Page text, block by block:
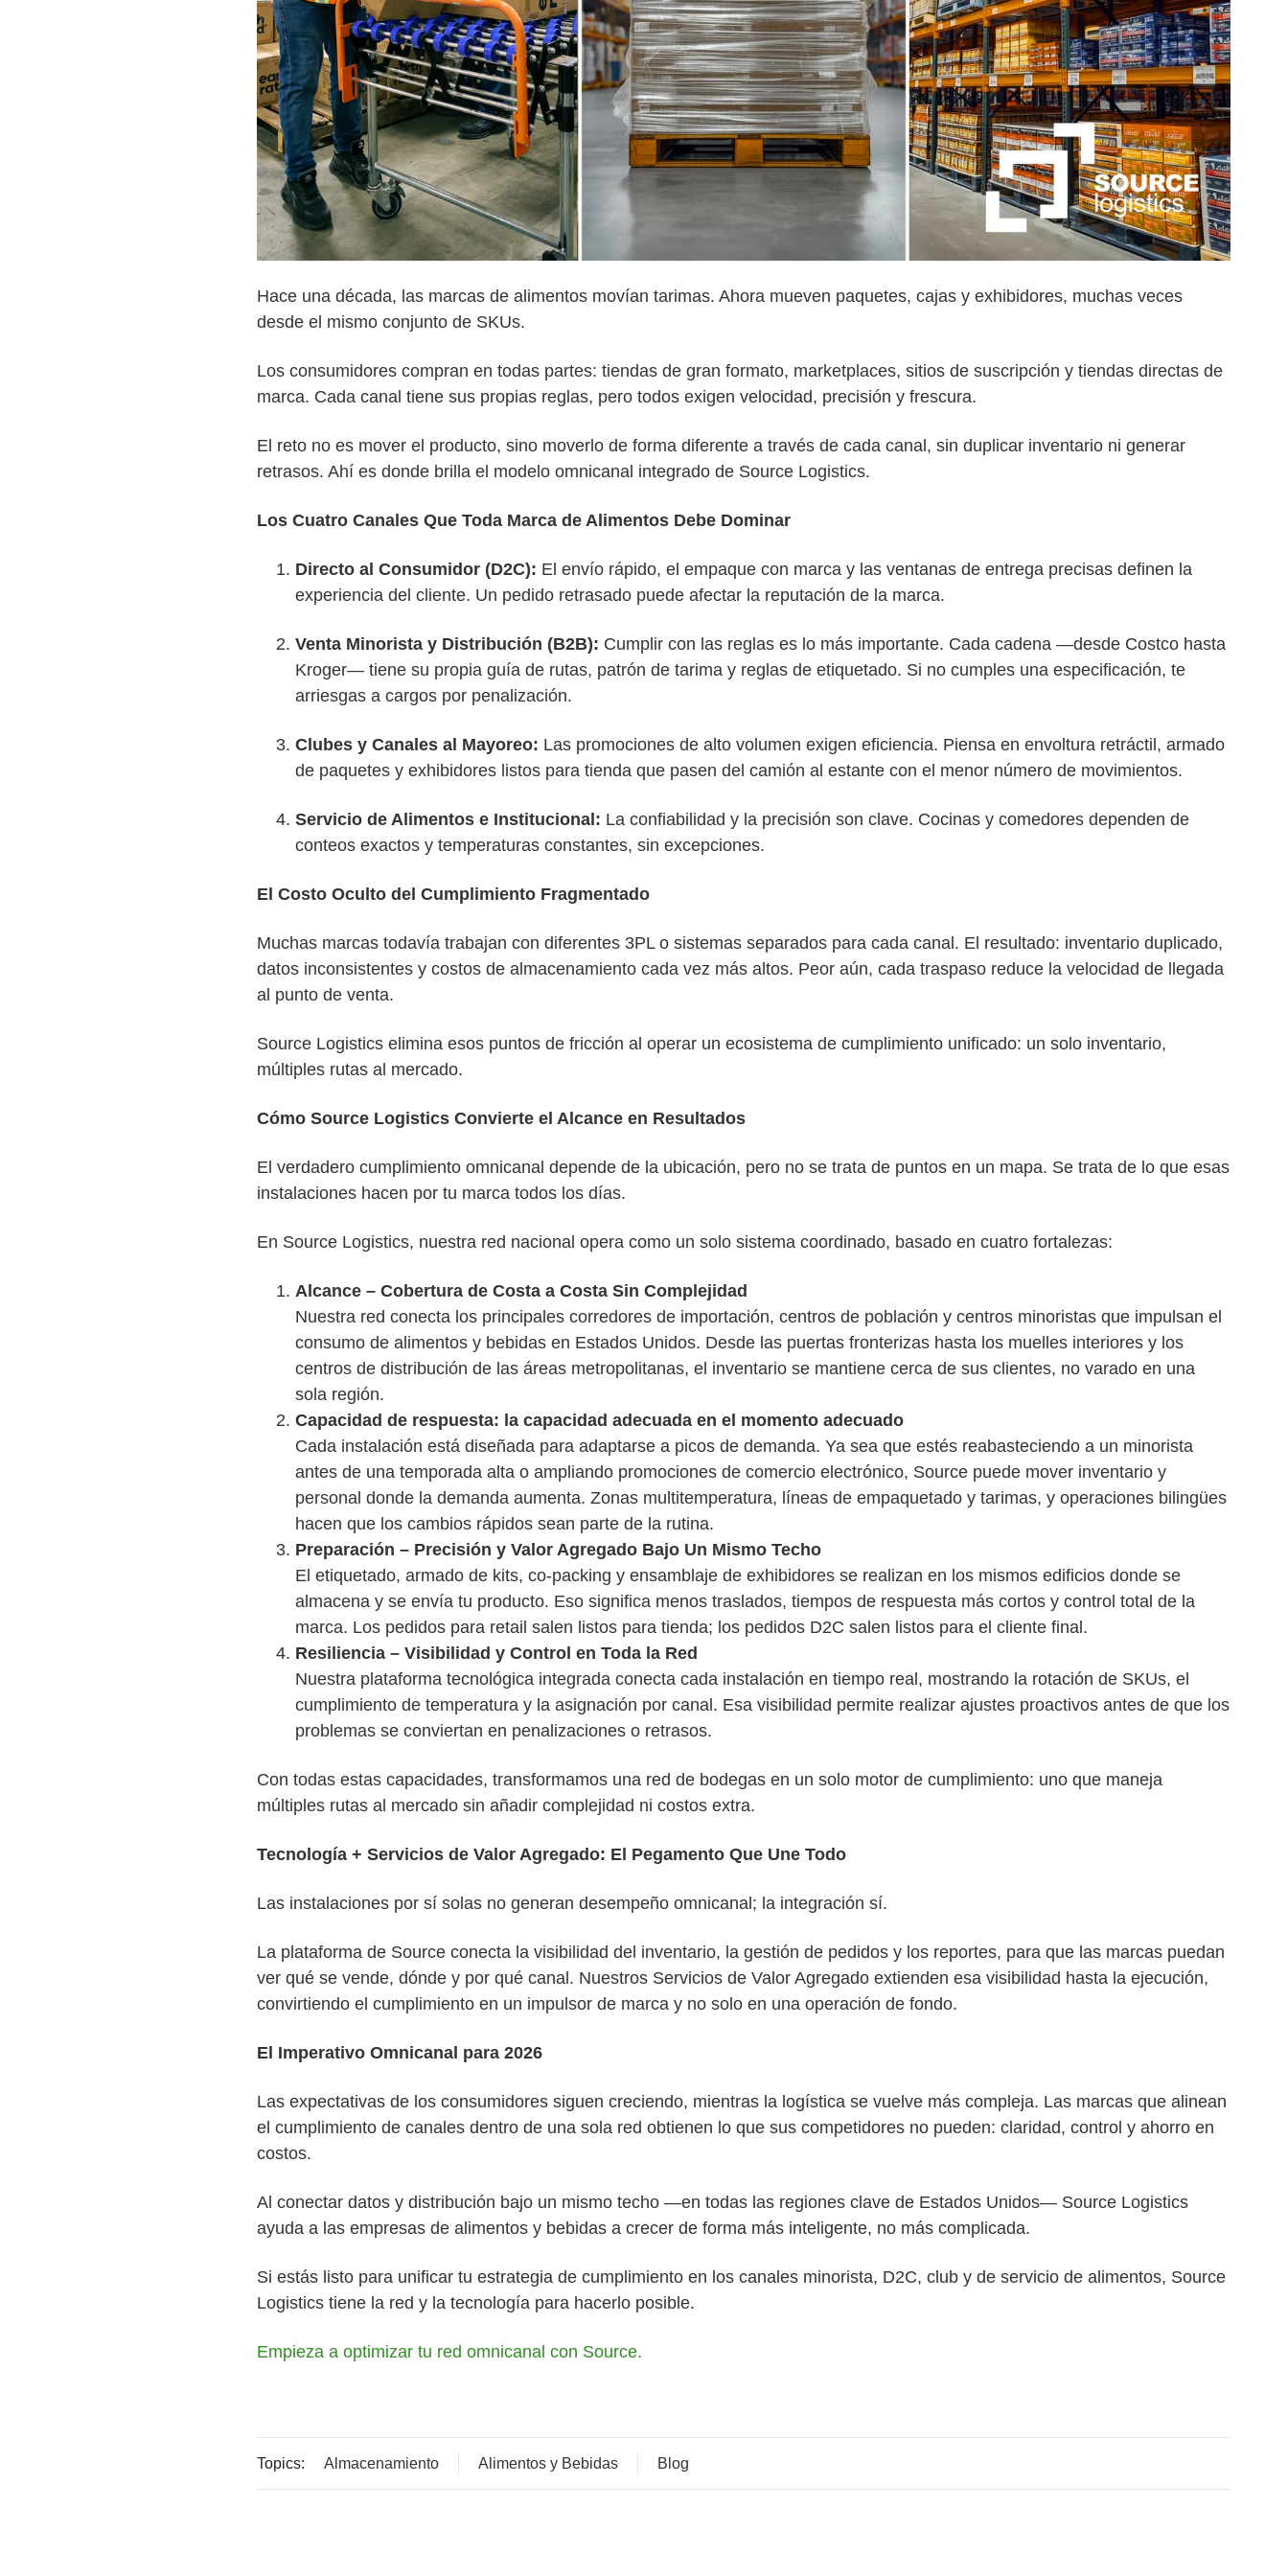
Hace una década, las marcas de alimentos movían tarimas. Ahora mueven paquetes, cajas y exhibidores, muchas veces
desde el mismo conjunto de SKUs.
Los consumidores compran en todas partes: tiendas de gran formato, marketplaces, sitios de suscripción y tiendas directas de
marca. Cada canal tiene sus propias reglas, pero todos exigen velocidad, precisión y frescura.
El reto no es mover el producto, sino moverlo de forma diferente a través de cada canal, sin duplicar inventario ni generar
retrasos. Ahí es donde brilla el modelo omnicanal integrado de Source Logistics.
Los Cuatro Canales Que Toda Marca de Alimentos Debe Dominar
Directo al Consumidor (D2C): El envío rápido, el empaque con marca y las ventanas de entrega precisas definen la
experiencia del cliente. Un pedido retrasado puede afectar la reputación de la marca.
Venta Minorista y Distribución (B2B): Cumplir con las reglas es lo más importante. Cada cadena —desde Costco hasta
Kroger— tiene su propia guía de rutas, patrón de tarima y reglas de etiquetado. Si no cumples una especificación, te
arriesgas a cargos por penalización.
Clubes y Canales al Mayoreo: Las promociones de alto volumen exigen eficiencia. Piensa en envoltura retráctil, armado
de paquetes y exhibidores listos para tienda que pasen del camión al estante con el menor número de movimientos.
Servicio de Alimentos e Institucional: La confiabilidad y la precisión son clave. Cocinas y comedores dependen de
conteos exactos y temperaturas constantes, sin excepciones.
El Costo Oculto del Cumplimiento Fragmentado
Muchas marcas todavía trabajan con diferentes 3PL o sistemas separados para cada canal. El resultado: inventario duplicado,
datos inconsistentes y costos de almacenamiento cada vez más altos. Peor aún, cada traspaso reduce la velocidad de llegada
al punto de venta.
Source Logistics elimina esos puntos de fricción al operar un ecosistema de cumplimiento unificado: un solo inventario,
múltiples rutas al mercado.
Cómo Source Logistics Convierte el Alcance en Resultados
El verdadero cumplimiento omnicanal depende de la ubicación, pero no se trata de puntos en un mapa. Se trata de lo que esas
instalaciones hacen por tu marca todos los días.
En Source Logistics, nuestra red nacional opera como un solo sistema coordinado, basado en cuatro fortalezas:
Alcance – Cobertura de Costa a Costa Sin Complejidad
Nuestra red conecta los principales corredores de importación, centros de población y centros minoristas que impulsan el
consumo de alimentos y bebidas en Estados Unidos. Desde las puertas fronterizas hasta los muelles interiores y los
centros de distribución de las áreas metropolitanas, el inventario se mantiene cerca de sus clientes, no varado en una
sola región.
Capacidad de respuesta: la capacidad adecuada en el momento adecuado
Cada instalación está diseñada para adaptarse a picos de demanda. Ya sea que estés reabasteciendo a un minorista
antes de una temporada alta o ampliando promociones de comercio electrónico, Source puede mover inventario y
personal donde la demanda aumenta. Zonas multitemperatura, líneas de empaquetado y tarimas, y operaciones bilingües
hacen que los cambios rápidos sean parte de la rutina.
Preparación – Precisión y Valor Agregado Bajo Un Mismo Techo
El etiquetado, armado de kits, co-packing y ensamblaje de exhibidores se realizan en los mismos edificios donde se
almacena y se envía tu producto. Eso significa menos traslados, tiempos de respuesta más cortos y control total de la
marca. Los pedidos para retail salen listos para tienda; los pedidos D2C salen listos para el cliente final.
Resiliencia – Visibilidad y Control en Toda la Red
Nuestra plataforma tecnológica integrada conecta cada instalación en tiempo real, mostrando la rotación de SKUs, el
cumplimiento de temperatura y la asignación por canal. Esa visibilidad permite realizar ajustes proactivos antes de que los
problemas se conviertan en penalizaciones o retrasos.
Con todas estas capacidades, transformamos una red de bodegas en un solo motor de cumplimiento: uno que maneja
múltiples rutas al mercado sin añadir complejidad ni costos extra.
Tecnología + Servicios de Valor Agregado: El Pegamento Que Une Todo
Las instalaciones por sí solas no generan desempeño omnicanal; la integración sí.
La plataforma de Source conecta la visibilidad del inventario, la gestión de pedidos y los reportes, para que las marcas puedan
ver qué se vende, dónde y por qué canal. Nuestros Servicios de Valor Agregado extienden esa visibilidad hasta la ejecución,
convirtiendo el cumplimiento en un impulsor de marca y no solo en una operación de fondo.
El Imperativo Omnicanal para 2026
Las expectativas de los consumidores siguen creciendo, mientras la logística se vuelve más compleja. Las marcas que alinean
el cumplimiento de canales dentro de una sola red obtienen lo que sus competidores no pueden: claridad, control y ahorro en
costos.
Al conectar datos y distribución bajo un mismo techo —en todas las regiones clave de Estados Unidos— Source Logistics
ayuda a las empresas de alimentos y bebidas a crecer de forma más inteligente, no más complicada.
Si estás listo para unificar tu estrategia de cumplimiento en los canales minorista, D2C, club y de servicio de alimentos, Source
Logistics tiene la red y la tecnología para hacerlo posible.
Empieza a optimizar tu red omnicanal con Source.
Topics: Almacenamiento Alimentos y Bebidas Blog